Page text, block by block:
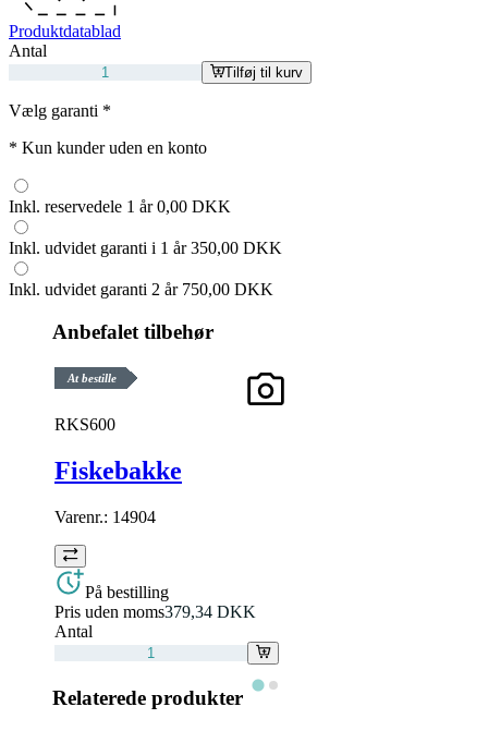
Produktdatablad
Antal
Tilføj til kurv
Vælg garanti *
* Kun kunder uden en konto
Inkl. reservedele 1 år0,00 DKK
Inkl. udvidet garanti i 1 år350,00 DKK
Inkl. udvidet garanti 2 år 750,00 DKK
Anbefalet tilbehør
At bestille
RKS600
Fiskebakke
Varenr.: 14904
På bestilling
Pris uden moms379,34 DKK
Antal
Relaterede produkter